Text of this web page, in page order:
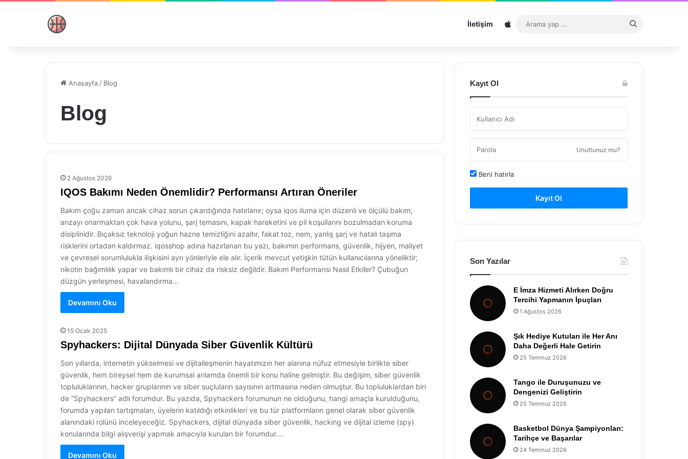
İletişim Sitemap
...
Anasayfa / Blog
Blog
2 Ağustos 2026
IQOS Bakımı Neden Önemlidir? Performansı Artıran Öneriler
Bakım çoğu zaman ancak cihaz sorun çıkardığında hatırlanır; oysa iqos iluma için düzenli ve ölçülü bakım,
arızayı onarmaktan çok hava yolunu, şarj temasını, kapak hareketini ve pil koşullarını bozulmadan koruma
disiplinidir. Bıçaksız teknoloji yoğun hazne temizliğini azaltır, fakat toz, nem, yanlış şarj ve hatalı taşıma
risklerini ortadan kaldırmaz. iqosshop adına hazırlanan bu yazı, bakımın performans, güvenlik, hijyen, maliyet
ve çevresel sorumlulukla ilişkisini ayrı yönleriyle ele alır. İçerik mevcut yetişkin tütün kullanıcılarına yöneliktir;
nikotin bağımlılık yapar ve bakımlı bir cihaz da risksiz değildir. Bakım Performansı Nasıl Etkiler? Çubuğun
düzgün yerleşmesi, havalandırma…
Devamını Oku
15 Ocak 2025
Spyhackers: Dijital Dünyada Siber Güvenlik Kültürü
Son yıllarda, internetin yükselmesi ve dijitalleşmenin hayatımızın her alanına nüfuz etmesiyle birlikte siber
güvenlik, hem bireysel hem de kurumsal anlamda önemli bir konu haline gelmiştir. Bu değişim, siber güvenlik
topluluklarının, hacker gruplarının ve siber suçluların sayısının artmasına neden olmuştur. Bu topluluklardan biri
de “Spyhackers” adlı forumdur. Bu yazıda, Spyhackers forumunun ne olduğunu, hangi amaçla kurulduğunu,
forumda yapılan tartışmaları, üyelerin katıldığı etkinlikleri ve bu tür platformların genel olarak siber güvenlik
alanındaki rolünü inceleyeceğiz. Spyhackers, dijital dünyada siber güvenlik, hacking ve dijital izleme (spy)
konularında bilgi alışverişi yapmak amacıyla kurulan bir forumdur.…
Devamını Oku
Kayıt Ol
Unuttunuz mu?
Beni hatırla
Kayıt Ol
Son Yazılar
E İmza Hizmeti Alırken Doğru
Tercihi Yapmanın İpuçları
1 Ağustos 2026
Şık Hediye Kutuları ile Her Anı
Daha Değerli Hale Getirin
25 Temmuz 2026
Tango ile Duruşunuzu ve
Dengenizi Geliştirin
25 Temmuz 2026
Basketbol Dünya Şampiyonları:
Tarihçe ve Başarılar
24 Temmuz 2026